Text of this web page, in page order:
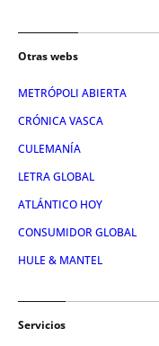
Otras webs
METRÓPOLI ABIERTA
CRÓNICA VASCA
CULEMANÍA
LETRA GLOBAL
ATLÁNTICO HOY
CONSUMIDOR GLOBAL
HULE & MANTEL
Servicios